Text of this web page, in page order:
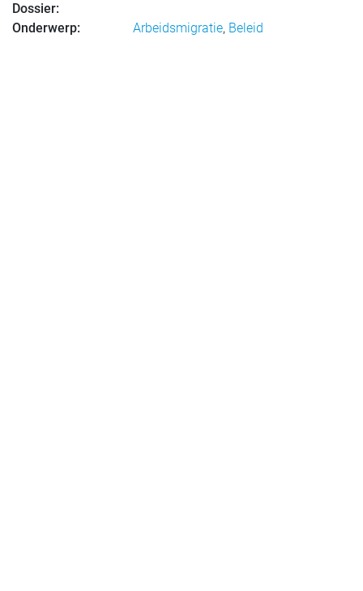
Dossier:
Onderwerp:
Arbeidsmigratie, Beleid